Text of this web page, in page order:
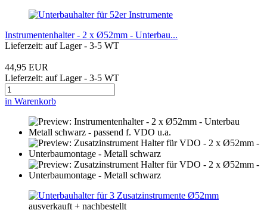
Instrumentenhalter - 2 x Ø52mm - Unterbau...
Lieferzeit: auf Lager - 3-5 WT
44,95 EUR
Lieferzeit: auf Lager - 3-5 WT
in Warenkorb
ausverkauft + nachbestellt